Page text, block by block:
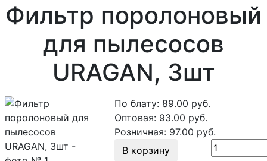
Фильтр поролоновый
для пылесосов
URAGAN, 3шт
По блату: 89.00 руб.
Оптовая: 93.00 руб.
Розничная: 97.00 руб.
В корзину